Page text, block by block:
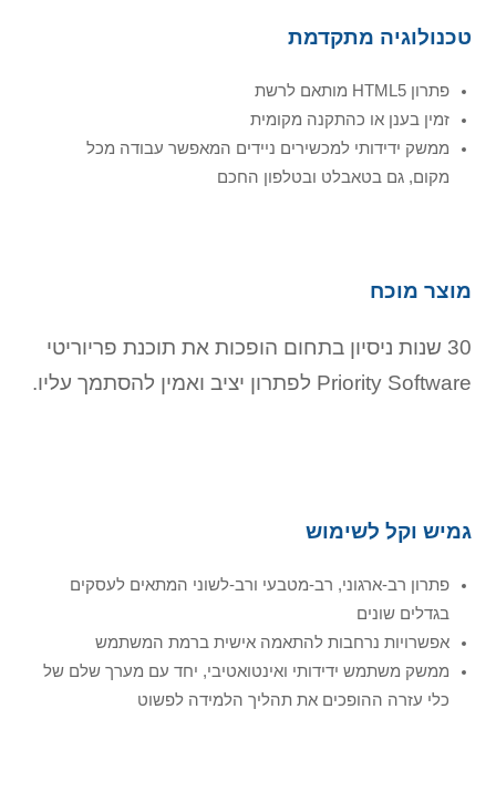
טכנולוגיה מתקדמת
פתרון HTML5 מותאם לרשת
זמין בענן או כהתקנה מקומית
ממשק ידידותי למכשירים ניידים המאפשר עבודה מכל
מקום, גם בטאבלט ובטלפון החכם
מוצר מוכח
30 שנות ניסיון בתחום הופכות את תוכנת פריוריטי
Priority Software לפתרון יציב ואמין להסתמך עליו.
גמיש וקל לשימוש
פתרון רב-ארגוני, רב-מטבעי ורב-לשוני המתאים לעסקים
בגדלים שונים
אפשרויות נרחבות להתאמה אישית ברמת המשתמש
ממשק משתמש ידידותי ואינטואטיבי, יחד עם מערך שלם של
כלי עזרה ההופכים את תהליך הלמידה לפשוט